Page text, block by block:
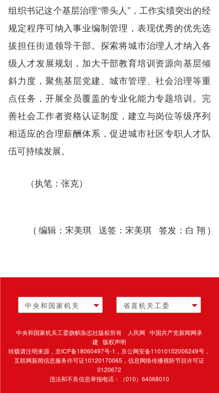
组织书记这个基层治理“带头人”，工作实绩突出的经
规定程序可纳入事业编制管理，表现优秀的优先选
拔担任街道领导干部。探索将城市治理人才纳入各
级人才发展规划，加大干部教育培训资源向基层倾
斜力度，聚焦基层党建、城市管理、社会治理等重
点任务，开展全员覆盖的专业化能力专题培训。完
善社会工作者资格认证制度，建立与岗位等级序列
相适应的合理薪酬体系，促进城市社区专职人才队
伍可持续发展。
（执笔：张克）
( 编辑：宋美琪 送签：宋美琪 签发：白 翔 )
中央和国家机关 省直机关工委
中央和国家机关工委旗帜杂志社版权所有 人民网 中国共产党新闻网承
建 版权声明
转载请注明来源，京ICP备18060497号-1 ，京公网安备11010102006249号，
互联网新闻信息服务许可证10120170065，信息网络传播视听节目许可证
0120672
违法和不良信息举报电话：（010）64068010